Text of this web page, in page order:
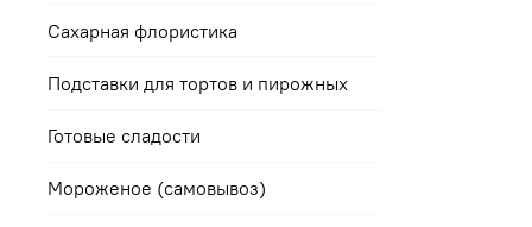
Сахарная флористика
Подставки для тортов и пирожных
Готовые сладости
Мороженое (самовывоз)